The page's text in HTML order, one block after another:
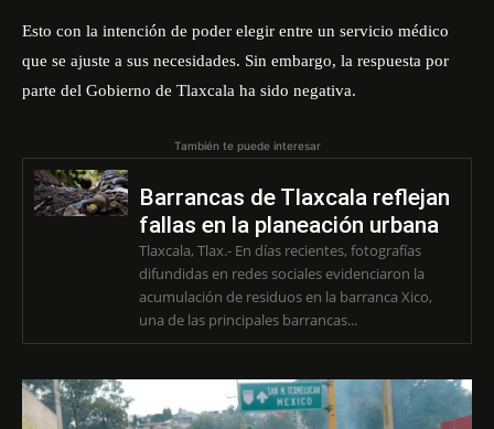
Esto con la intención de poder elegir entre un servicio médico
que se ajuste a sus necesidades. Sin embargo, la respuesta por
parte del Gobierno de Tlaxcala ha sido negativa.
También te puede interesar
Barrancas de Tlaxcala reflejan
fallas en la planeación urbana
Tlaxcala, Tlax.- En días recientes, fotografías
difundidas en redes sociales evidenciaron la
acumulación de residuos en la barranca Xico,
una de las principales barrancas...